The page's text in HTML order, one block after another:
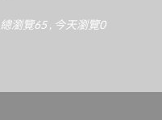
總瀏覽65 , 今天瀏覽0